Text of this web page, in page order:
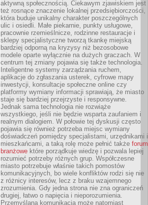
aktywną społecznością. Ciekawym zjawiskiem jest
też rosnące znaczenie lokalnej przedsiębiorczości,
która buduje unikalny charakter poszczególnych
ulic i osiedli. Małe piekarnie, punkty usługowe,
pracownie rzemieślnicze, rodzinne restauracje i
sklepy specjalistyczne tworzą tkankę miejską
bardziej odporną na kryzysy niż bezosobowe
modele oparte wyłącznie na dużych graczach. W
centrum tej zmiany pojawia się także technologia.
Inteligentne systemy zarządzania ruchem,
aplikacje do zgłaszania usterek, cyfrowe mapy
inwestycji, konsultacje społeczne online czy
platformy wymiany informacji sprawiają, że miasto
staje się bardziej przejrzyste i responsywne.
Jednak sama technologia nie rozwiąże
wszystkiego, jeśli nie będzie wsparta zaufaniem i
realnym dialogiem. W połowie tej dyskusji często
pojawia się również potrzeba miejsc wymiany
doświadczeń pomiędzy specjalistami, urzędnikami i
mieszkańcami, a taką rolę może pełnić także forum
branżowe które porządkuje wiedzę i pozwala lepiej
rozumieć potrzeby różnych grup. Współczesne
miasto potrzebuje właśnie takich pomostów
komunikacyjnych, bo wiele konfliktów rodzi się nie
z różnicy interesów, lecz z braku wzajemnego
zrozumienia. Gdy jedna strona nie zna ograniczeń
drugiej, łatwo o napięcia i nieporozumienia.
Przemyślana komunikacja może natomiast